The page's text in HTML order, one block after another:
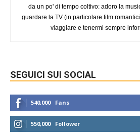
da un po' di tempo coltivo: adoro la
guardare la TV (in particolare film
viaggiare e tenermi sempre
SEGUICI SUI SOCIAL
540,000 Fans
550,000 Follower